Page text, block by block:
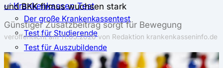
✅ Krankenkassen Test
Der große Krankenkassentest
Test für Studierende
Test für Auszubildende
Test für Schwangere und junge Eltern
und BKK firmus wuchsen stark
Günstiger Zusatzbeitrag sorgt für Bewegung
veröffentlicht am11.05.2026von Redaktion krankenkasseninfo.de